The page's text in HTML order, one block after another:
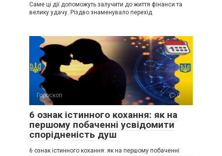
Саме ці дії допоможуть залучити до життя фінанси та
велику удачу. Різдво знаменувало перехід
Гороскоп 0
6 ознак істинного кохання: як на
першому побаченні усвідомити
спорідненість душ
6 ознак істинного кохання: як на першому побаченні